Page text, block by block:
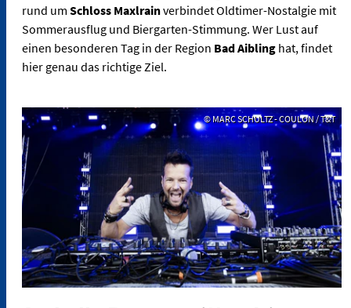
rund um Schloss Maxlrainverbindet Oldtimer-Nostalgie mit
Sommerausflug und Biergarten-Stimmung. Wer Lust auf
einen besonderen Tag in der Region Bad Aibling hat, findet
hier genau das richtige Ziel.
© MARC SCHULTZ - COULON / T&T